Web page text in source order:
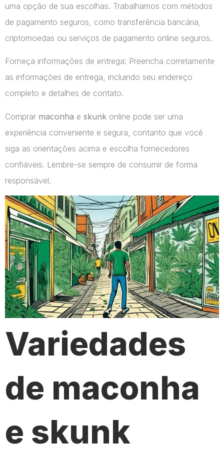
uma opção de sua escolhas. Trabalhamos com métodos
de pagamento seguros, como transferência bancária,
criptomoedas ou serviços de pagamento online seguros.
Forneça informações de entrega: Preencha corretamente
as informações de entrega, incluindo seu endereço
completo e detalhes de contato.
Comprar maconha e skunk online pode ser uma
experiência conveniente e segura, contanto que você
siga as orientações acima e escolha fornecedores
confiáveis. Lembre-se sempre de consumir de forma
responsável.
Variedades
de maconha
e skunk